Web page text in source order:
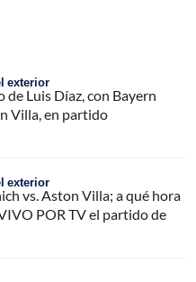
exterior
de Luis Díaz, con Bayern
Villa, en partido
exterior
vs. Aston Villa; a qué hora
POR TV el partido de